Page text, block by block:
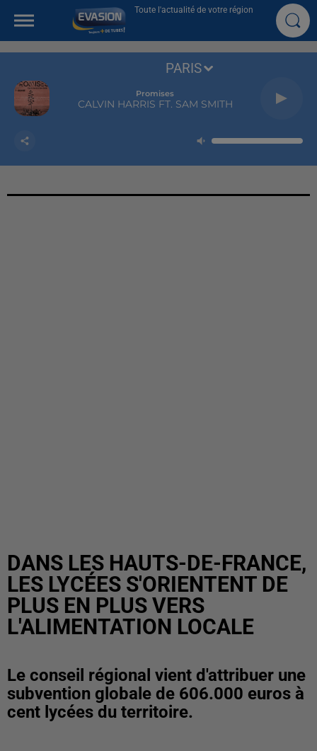
Toute l'actualité de votre région
Promises
CALVIN HARRIS FT. SAM SMITH
PARIS
DANS LES HAUTS-DE-FRANCE,
LES LYCÉES S'ORIENTENT DE
PLUS EN PLUS VERS
L'ALIMENTATION LOCALE
Le conseil régional vient d'attribuer une
subvention globale de 606.000 euros à
cent lycées du territoire.